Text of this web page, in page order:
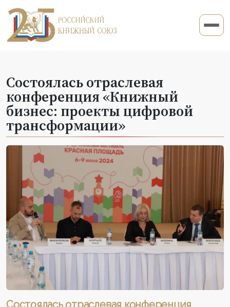
Состоялась отраслевая
конференция «Книжный
бизнес: проекты цифровой
трансформации»
Состоялась отраслевая конференция